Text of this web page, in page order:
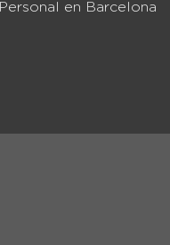
en Barcelona